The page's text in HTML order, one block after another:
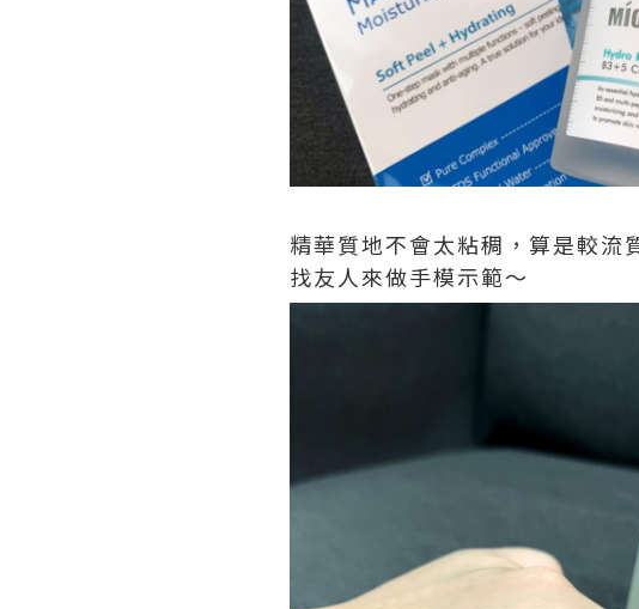
精華質地不會太粘稠，算是較流
找友人來做手模示範～